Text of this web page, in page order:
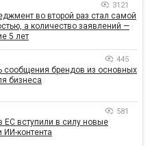
3121
во второй раз стал самой
а количество заявлений —
5 лет
445
сообщения брендов из основных
бизнеса
581
ЕС вступили в силу новые
ИИ-контента